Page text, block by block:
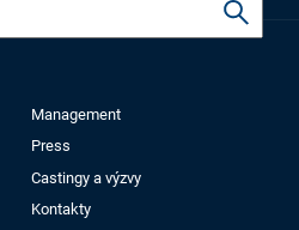
Management
Press
Castingy a výzvy
Kontakty